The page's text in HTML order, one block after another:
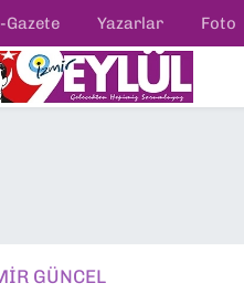
Gazete Yazarlar Foto
GÜNCEL
Eczaneler